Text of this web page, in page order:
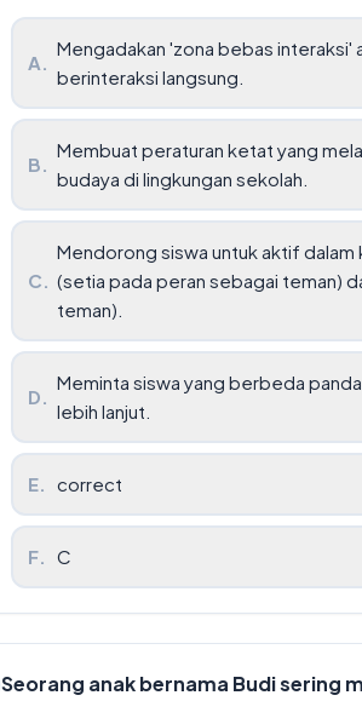
A.
Mengadakan 'zona bebas
berinteraksi langsung.
B.
Membuat peraturan ketat yang
budaya di lingkungan sekolah.
C.
Mendorong siswa untuk aktif dalam
(setia pada peran sebagai teman)
teman).
D.
Meminta siswa yang berbeda
lebih lanjut.
E. correct
F. C
Seorang anak bernama Budi sering